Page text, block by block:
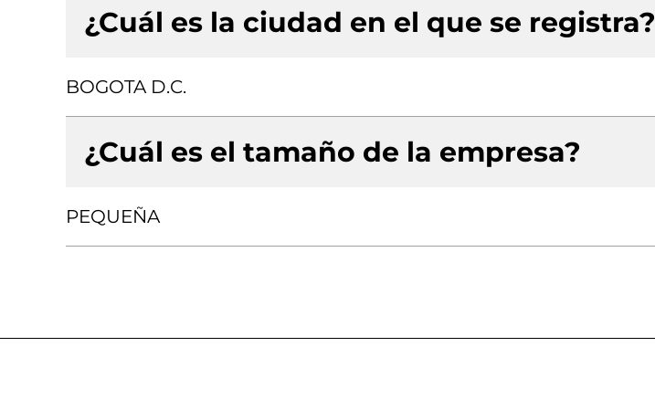
¿Cuál es la ciudad en el que se registra?
BOGOTA D.C.
¿Cuál es el tamaño de la empresa?
PEQUEÑA